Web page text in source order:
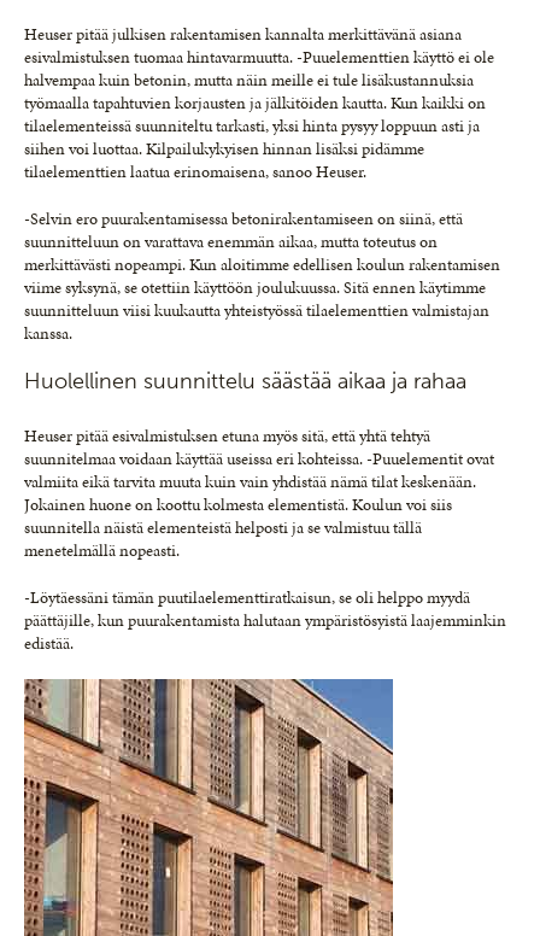
Heuser pitää julkisen rakentamisen kannalta merkittävänä asiana
esivalmistuksen tuomaa hintavarmuutta. -Puuelementtien käyttö ei ole
halvempaa kuin betonin, mutta näin meille ei tule lisäkustannuksia
työmaalla tapahtuvien korjausten ja jälkitöiden kautta. Kun kaikki on
tilaelementeissä suunniteltu tarkasti, yksi hinta pysyy loppuun asti ja
siihen voi luottaa. Kilpailukykyisen hinnan lisäksi pidämme
tilaelementtien laatua erinomaisena, sanoo Heuser.
-Selvin ero puurakentamisessa betonirakentamiseen on siinä, että
suunnitteluun on varattava enemmän aikaa, mutta toteutus on
merkittävästi nopeampi. Kun aloitimme edellisen koulun rakentamisen
viime syksynä, se otettiin käyttöön joulukuussa. Sitä ennen käytimme
suunnitteluun viisi kuukautta yhteistyössä tilaelementtien valmistajan
kanssa.
Huolellinen suunnittelu säästää aikaa ja rahaa
Heuser pitää esivalmistuksen etuna myös sitä, että yhtä tehtyä
suunnitelmaa voidaan käyttää useissa eri kohteissa. -Puuelementit ovat
valmiita eikä tarvita muuta kuin vain yhdistää nämä tilat keskenään.
Jokainen huone on koottu kolmesta elementistä. Koulun voi siis
suunnitella näistä elementeistä helposti ja se valmistuu tällä
menetelmällä nopeasti.
-Löytäessäni tämän puutilaelementtiratkaisun, se oli helppo myydä
päättäjille, kun puurakentamista halutaan ympäristösyistä laajemminkin
edistää.